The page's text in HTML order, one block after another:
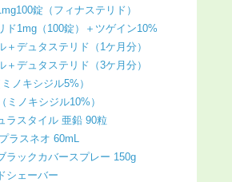
錠（フィナステリド）
ド1mg（100錠）＋ツゲイン10%
＋デュタステリド（1ケ月分）
＋デュタステリド（3ケ月分）
ノキシジル5%）
ミノキシジル10%）
ラスタイル 亜鉛 90粒
ラスネオ 60mL
ラックカバースプレー 150g
シェーバー